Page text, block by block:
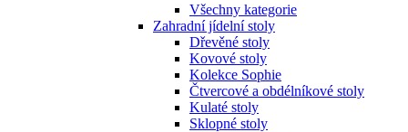
Všechny kategorie
Zahradní jídelní stoly
Dřevěné stoly
Kovové stoly
Kolekce Sophie
Čtvercové a obdélníkové stoly
Kulaté stoly
Sklopné stoly